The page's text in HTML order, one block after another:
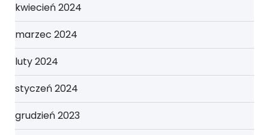
kwiecień 2024
marzec 2024
luty 2024
styczeń 2024
grudzień 2023